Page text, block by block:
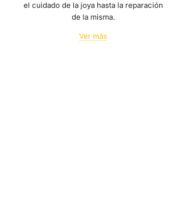
el cuidado de la joya hasta la reparación
de la misma.
Ver más